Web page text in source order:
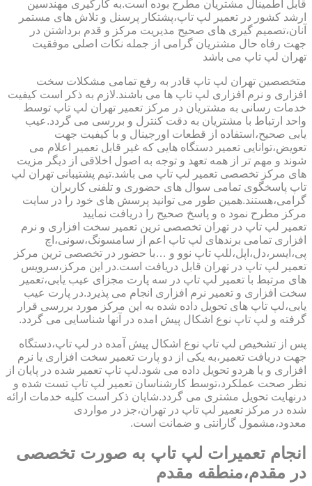
قابل اطمینال مشتریان مطرح بوده است.به کارگیری مهندسین
ارشد کشور در تعمیر لپ تاپ،پشتکار پرسنل و تلاش های مستمر
آنان،تصمیم گیری های صحیح مدیریت مرکز و قدم برداشتن در
جهت رفاه حال مشتریان گرامی از جمله نکات اصلی موفقیت
تهران لپ تاپ می باشد
متخصصین تهران لپ تاپ قادر به رفع تمامی مشکلات سخت
افزاری و نرم افزاری لپ تاپ ها می باشند.لازم به ذکر است کیفیت
خدمات رسانی به مشتریان در مرکز تعمیر تهران لپ تاپ توسط
واحد ارتباط با مشتریان به دقت کنترل و بررسی می گردد.عیب
یابی صحیح،استفاده از قطعات اورجینال و با کیفیت جهت
تعویض،توانایی تعمیر دستگاه هایی که غیر قابل تعمیر اعلام می
شوند و مهم تر از همه تعهد و توجه به اصول اخلاقی از دیگر مزیت
های مرکز تخصصی تعمیر لپ تاپ می باشد.تیم پشتیبانی تهران لپ
تاپ پاسخگوی تمامی سوال های حضوری و تلفنی کاربران
گرامی،هستند.همین طور می توانید پرسش های خود را در سایت
مرکز مطرح نمود ه و پاسخ صحیح را دریافت نمایید
تعمیر لپ تاپ در تهران تخصصی ترین تعمیر سخت افزاری و نرم
افزاری تمامی برندهای لپ تاپ اعم از سامسونگ،سونی،اچ
پی،ایسر،دل،اپل،للپ تاپ نوو و …با حضور در تخصصی ترین مرکز
تعمیر لپ تاپ در تهران قابل دریافت است.در این مرکز،سرویس
های مرتبط با تعمیر لپ تاپ در سه پارت مجزای عیب یابی،تعمیر
سخت افزاری و تعمیر نرم افزاری انجام می پذیرد.در پارت عیب
یابی،لپ تاپ های تحویل داده شده به این مرکز مورد بررسی قرار
گرفته و لپ تاپ نوع اشکال پیش امده در آنها شناسایی می گردد.
پس از تشخیص لپ تاپ نوع اشکال پیش آمده در لپ تاپ،دستگاه
جهت دریافت تعمیر،به یکی از دو پارت تعمیر سخت افزاری یا نرم
افزاری و یا هردو تحویل داده می شود.لپ تاپ تعمیر شده در پایان از
نظر صحت عملکرد،توسط کارشناسان تعمیر لپ تاپ تست شده و
درنهایت تحویل مشتری می گردد.شایان ذکر است کلیه خدمات ارائه
شده در مرکز تعمیر لپ تاپ در تهران،جز در مواردی
معدود،مشمول گارانتی و ضمانت است.
انجام تعمیرات لپ تاپ به صورت تخصصی
در مقدم،منطقه مقدم